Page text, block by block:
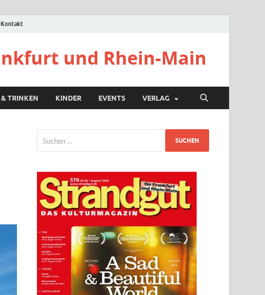
Kontakt
und Rhein-Main
& TRINKEN KINDER EVENTS VERLAG